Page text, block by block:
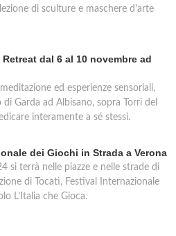
di sculture e maschere d'arte
dal 6 al 10 novembre ad
ed esperienze sensoriali,
Garda ad Albisano, sopra Torri del
interamente a sé stessi.
dei Giochi in Strada a Verona
si terrà nelle piazze e nelle strade di
di Tocatì, Festival Internazionale
L’Italia che Gioca.